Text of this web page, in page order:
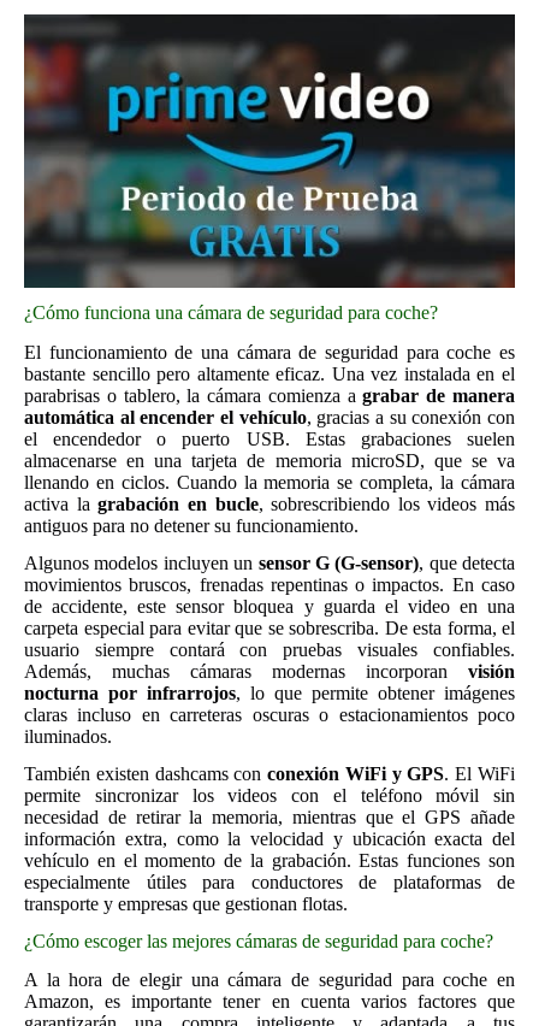
¿Cómo funciona una cámara de seguridad para coche?
El funcionamiento de una cámara de seguridad para coche es
bastante sencillo pero altamente eficaz. Una vez instalada en el
parabrisas o tablero, la cámara comienza agrabar de manera
automática al encender el vehículo, gracias a su conexión con
el encendedor o puerto USB. Estas grabaciones suelen
almacenarse en una tarjeta de memoria microSD, que se va
llenando en ciclos. Cuando la memoria se completa, la cámara
activa lagrabación en bucle, sobrescribiendo los videos más
antiguos para no detener su funcionamiento.
Algunos modelos incluyen un sensor G (G-sensor), que detecta
movimientos bruscos, frenadas repentinas o impactos. En caso
de accidente, este sensor bloquea y guarda el video en una
carpeta especial para evitar que se sobrescriba. De esta forma, el
usuario siempre contará con pruebas visuales confiables.
Además, muchas cámaras modernas incorporan visión
nocturna por infrarrojos, lo que permite obtener imágenes
claras incluso en carreteras oscuras o estacionamientos poco
iluminados.
También existen dashcams conconexión WiFi y GPS. El WiFi
permite sincronizar los videos con el teléfono móvil sin
necesidad de retirar la memoria, mientras que el GPS añade
información extra, como la velocidad y ubicación exacta del
vehículo en el momento de la grabación. Estas funciones son
especialmente útiles para conductores de plataformas de
transporte y empresas que gestionan flotas.
¿Cómo escoger las mejores cámaras de seguridad para coche?
A la hora de elegir una cámara de seguridad para coche en
Amazon, es importante tener en cuenta varios factores que